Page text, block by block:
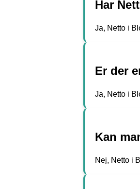
Har
Ja, Netto i
Er der
Ja, Netto i
Kan
Nej, Netto i